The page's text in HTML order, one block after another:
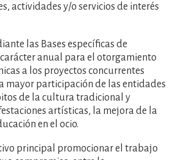
actividades y/o servicios de interés
las Bases específicas de
anual para el otorgamiento
a los proyectos concurrentes
mayor participación de las entidades
de la cultura tradicional y
artísticas, la mejora de la
en el ocio.
principal promocionar el trabajo